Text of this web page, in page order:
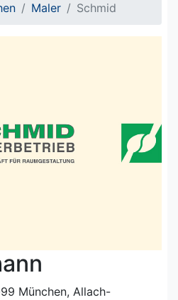
Maler Schmid
München, Allach-